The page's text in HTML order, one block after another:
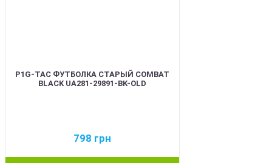
P1G-TAC ФУТБОЛКА СТАРЫЙ COMBAT
BLACK UA281-29891-BK-OLD
798 грн